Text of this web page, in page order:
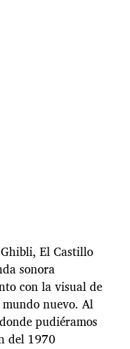
El Castillo
sonora
con la visual de
nuevo. Al
pudiéramos
del 1970